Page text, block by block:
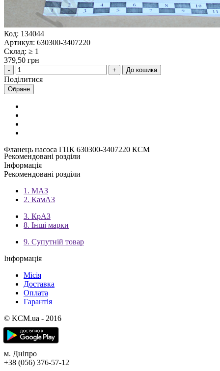
Код: 134044
Артикул: 630300-3407220
Склад: ≥ 1
379,50 грн
До кошика
Поділитися
Обране
Фланець насоса ГПК 630300-3407220 КСМ
Рекомендовані розділи
Інформація
Рекомендовані розділи
1. МАЗ
2. КамАЗ
3. КрАЗ
8. Інші марки
9. Супутній товар
Інформація
Місія
Доставка
Оплата
Гарантія
© KCM.ua - 2016
м. Дніпро
+38 (056) 376-57-12